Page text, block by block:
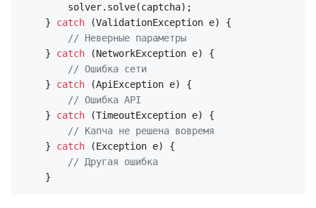
    solver.solve(captcha);
} catch (ValidationException e) {
// Неверные параметры
} catch (NetworkException e) {
// Ошибка сети
} catch (ApiException e) {
// Ошибка API
} catch (TimeoutException e) {
// Капча не решена вовремя
} catch (Exception e) {
// Другая ошибка
}